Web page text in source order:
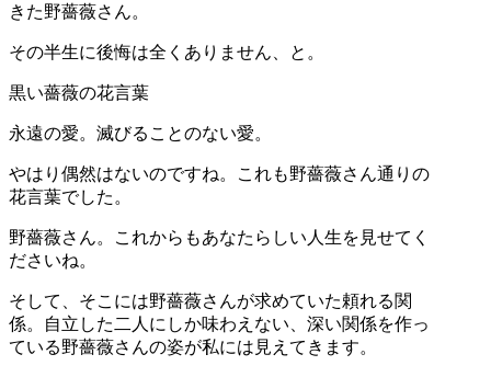
きた野薔薇さん。
その半生に後悔は全くありません、と。
黒い薔薇の花言葉
永遠の愛。滅びることのない愛。
やはり偶然はないのですね。これも野薔薇さん通りの
花言葉でした。
野薔薇さん。これからもあなたらしい人生を見せてく
ださいね。
そして、そこには野薔薇さんが求めていた頼れる関
係。自立した二人にしか味わえない、深い関係を作っ
ている野薔薇さんの姿が私には見えてきます。